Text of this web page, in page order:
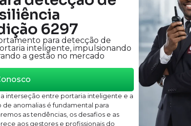
6297
para detecção de
inteligente, impulsionando
a gestão no mercado
interseção entre portaria inteligente e a
anomalias é fundamental para
as tendências, os desafios e as
aos gestores e profissionais do